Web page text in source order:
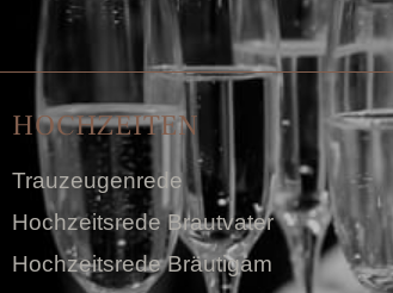
HOCHZEITEN
Trauzeugenrede
Hochzeitsrede Brautvater
Hochzeitsrede Bräutigam